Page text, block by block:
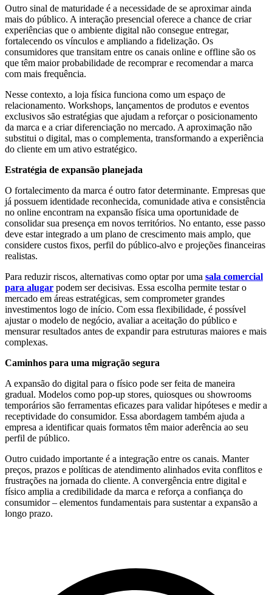
Outro sinal de maturidade é a necessidade de se aproximar ainda
mais do público. A interação presencial oferece a chance de criar
experiências que o ambiente digital não consegue entregar,
fortalecendo os vínculos e ampliando a fidelização. Os
consumidores que transitam entre os canais online e offline são os
que têm maior probabilidade de recomprar e recomendar a marca
com mais frequência.
Nesse contexto, a loja física funciona como um espaço de
relacionamento. Workshops, lançamentos de produtos e eventos
exclusivos são estratégias que ajudam a reforçar o posicionamento
da marca e a criar diferenciação no mercado. A aproximação não
substitui o digital, mas o complementa, transformando a experiência
do cliente em um ativo estratégico.
Estratégia de expansão planejada
O fortalecimento da marca é outro fator determinante. Empresas que
já possuem identidade reconhecida, comunidade ativa e consistência
no online encontram na expansão física uma oportunidade de
consolidar sua presença em novos territórios. No entanto, esse passo
deve estar integrado a um plano de crescimento mais amplo, que
considere custos fixos, perfil do público-alvo e projeções financeiras
realistas.
Para reduzir riscos, alternativas como optar por uma sala comercial
para alugar podem ser decisivas. Essa escolha permite testar o
mercado em áreas estratégicas, sem comprometer grandes
investimentos logo de início. Com essa flexibilidade, é possível
ajustar o modelo de negócio, avaliar a aceitação do público e
mensurar resultados antes de expandir para estruturas maiores e mais
complexas.
Caminhos para uma migração segura
A expansão do digital para o físico pode ser feita de maneira
gradual. Modelos como pop-up stores, quiosques ou showrooms
temporários são ferramentas eficazes para validar hipóteses e medir a
receptividade do consumidor. Essa abordagem também ajuda a
empresa a identificar quais formatos têm maior aderência ao seu
perfil de público.
Outro cuidado importante é a integração entre os canais. Manter
preços, prazos e políticas de atendimento alinhados evita conflitos e
frustrações na jornada do cliente. A convergência entre digital e
físico amplia a credibilidade da marca e reforça a confiança do
consumidor – elementos fundamentais para sustentar a expansão a
longo prazo.